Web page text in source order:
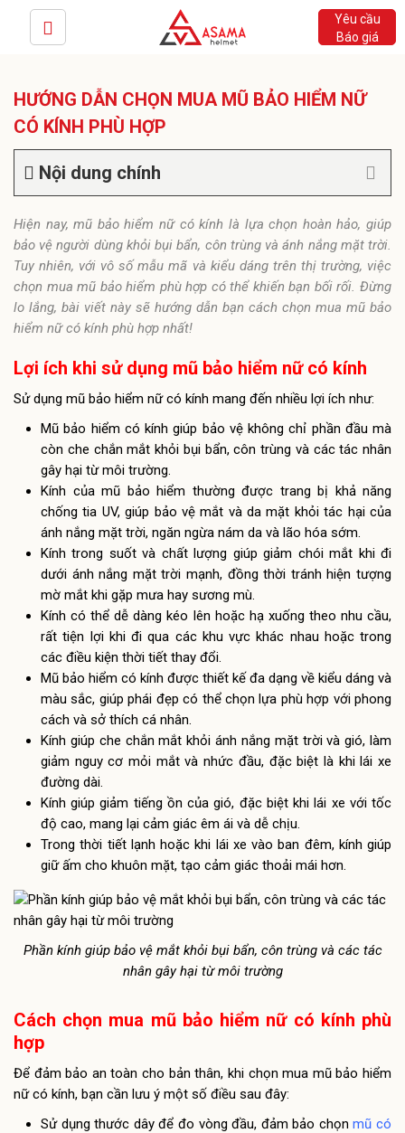
Yêu cầu
Báo giá
HƯỚNG DẪN CHỌN MUA MŨ BẢO HIỂM NỮ
CÓ KÍNH PHÙ HỢP
Nội dung chính
Hiện nay, mũ bảo hiểm nữ có kính là lựa chọn hoàn hảo, giúp
bảo vệ người dùng khỏi bụi bẩn, côn trùng và ánh nắng mặt trời.
Tuy nhiên, với vô số mẫu mã và kiểu dáng trên thị trường, việc
chọn mua mũ bảo hiểm phù hợp có thể khiến bạn bối rối. Đừng
lo lắng, bài viết này sẽ hướng dẫn bạn cách chọn mua mũ bảo
hiểm nữ có kính phù hợp nhất!
Lợi ích khi sử dụng mũ bảo hiểm nữ có kính
Sử dụng mũ bảo hiểm nữ có kính mang đến nhiều lợi ích như:
Mũ bảo hiểm có kính giúp bảo vệ không chỉ phần đầu mà
còn che chắn mắt khỏi bụi bẩn, côn trùng và các tác nhân
gây hại từ môi trường.
Kính của mũ bảo hiểm thường được trang bị khả năng
chống tia UV, giúp bảo vệ mắt và da mặt khỏi tác hại của
ánh nắng mặt trời, ngăn ngừa nám da và lão hóa sớm.
Kính trong suốt và chất lượng giúp giảm chói mắt khi đi
dưới ánh nắng mặt trời mạnh, đồng thời tránh hiện tượng
mờ mắt khi gặp mưa hay sương mù.
Kính có thể dễ dàng kéo lên hoặc hạ xuống theo nhu cầu,
rất tiện lợi khi đi qua các khu vực khác nhau hoặc trong
các điều kiện thời tiết thay đổi.
Mũ bảo hiểm có kính được thiết kế đa dạng về kiểu dáng và
màu sắc, giúp phái đẹp có thể chọn lựa phù hợp với phong
cách và sở thích cá nhân.
Kính giúp che chắn mắt khỏi ánh nắng mặt trời và gió, làm
giảm nguy cơ mỏi mắt và nhức đầu, đặc biệt là khi lái xe
đường dài.
Kính giúp giảm tiếng ồn của gió, đặc biệt khi lái xe với tốc
độ cao, mang lại cảm giác êm ái và dễ chịu.
Trong thời tiết lạnh hoặc khi lái xe vào ban đêm, kính giúp
giữ ấm cho khuôn mặt, tạo cảm giác thoải mái hơn.
Phần kính giúp bảo vệ mắt khỏi bụi bẩn, côn trùng và các tác
nhân gây hại từ môi trường
Cách chọn mua mũ bảo hiểm nữ có kính phù
hợp
Để đảm bảo an toàn cho bản thân, khi chọn mua mũ bảo hiểm
nữ có kính, bạn cần lưu ý một số điều sau đây:
Sử dụng thước dây để đo vòng đầu, đảm bảo chọnmũ có